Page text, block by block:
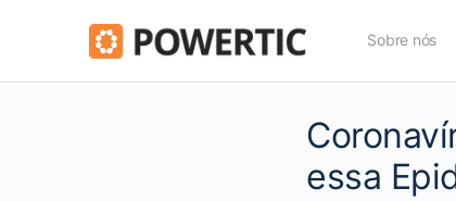
Sobre nós
essa